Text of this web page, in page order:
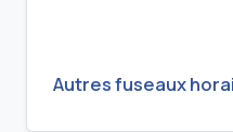
Autres fuseaux